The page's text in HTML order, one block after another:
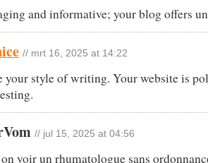
and informative; your blog offers
// mrt 16, 2025 at 14:22
your style of writing. Your website is
// jul 15, 2025 at 04:56
voir un rhumatologue sans